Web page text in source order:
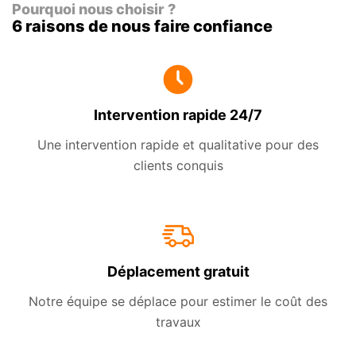
Pourquoi nous choisir ?
6 raisons de nous faire confiance
Intervention rapide 24/7
Une intervention rapide et qualitative pour des
clients conquis
Déplacement gratuit
Notre équipe se déplace pour estimer le coût des
travaux